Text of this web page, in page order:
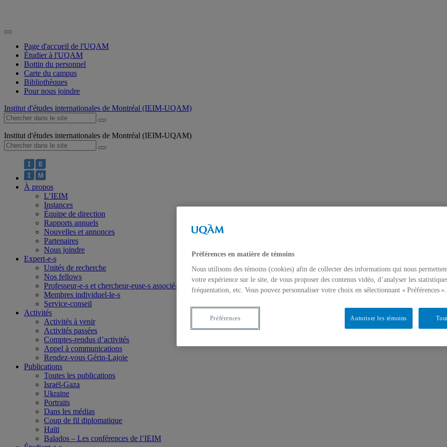
Page d'accueil de l'UQAM
Étudier à l'UQAM
Bottin du personnel
Carte du campus
Bibliothèques
Pour nous joindre
Institut d'études internationales de Montréal (IEIM-UQAM)
Institut d'études internationales de Montréal (IEIM-UQAM)
À propos
L’IEIM
Instances
Équipe de direction
Rapports annuels
Nouvelles et annonces
Partenaires
Nous joindre
Expert-e-s
Unités de recherche
Nos fellows
Professeur-e-s et chercheur-euse-s associé-e-s
Membres individuel-le-s
Service-conseil
Activités
Activités à venir
Activités passées
Comptes-rendus d’activités
Appel à communications
Rendez-vous Gérin-Lajoie
Publications
Toutes les publications
Israël-Gaza
Ukraine
Portraits
Dans les médias
Coup de fil diplomatique
Haïti
Balados – Les conférences de l’IEIM
Préférences en matière de témoins
Nous utilisons des témoins (cookies) afin de collecter des informations qui nous
votre expérience sur le site, de vous proposer des contenus vidéo, d’analyser les
fréquentation, etc. Vous pouvez personnaliser votre choix en sélectionnant « Préférences ».
Autoriser les témoins
Préférences